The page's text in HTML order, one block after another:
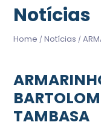
Notícias
Home / Notícias /
TAMBASA